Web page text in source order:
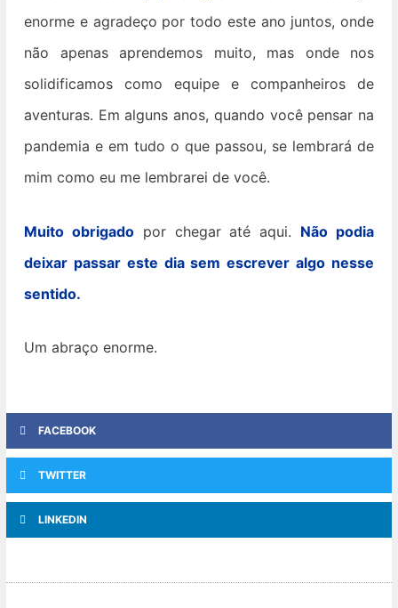
enorme e agradeço por todo este ano juntos, onde
não apenas aprendemos muito, mas onde nos
solidificamos como equipe e companheiros de
aventuras. Em alguns anos, quando você pensar na
pandemia e em tudo o que passou, se lembrará de
mim como eu me lembrarei de você.
Muito obrigadopor chegar até aqui. Não podia
deixar passar este dia sem escrever algo nesse
sentido.
Um abraço enorme.
FACEBOOK
TWITTER
LINKEDIN